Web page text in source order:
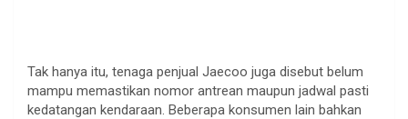
Tak hanya itu, tenaga penjual Jaecoo juga disebut belum
mampu memastikan nomor antrean maupun jadwal pasti
kedatangan kendaraan. Beberapa konsumen lain bahkan